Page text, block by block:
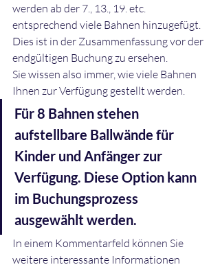
werden ab der 7., 13., 19. etc.
entsprechend viele Bahnen hinzugefügt.
Dies ist in der Zusammenfassung vor der
endgültigen Buchung zu ersehen.
Sie wissen also immer, wie viele Bahnen
Ihnen zur Verfügung gestellt werden.
Für 8 Bahnen stehen
aufstellbare Ballwände für
Kinder und Anfänger zur
Verfügung. Diese Option kann
im Buchungsprozess
ausgewählt werden.
In einem Kommentarfeld können Sie
weitere interessante Informationen